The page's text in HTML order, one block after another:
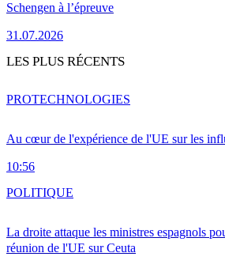
Schengen à l’épreuve
31.07.2026
LES PLUS RÉCENTS
Au cœur de l'expérience de l'UE sur les
10:56
PROTECHNOLOGIES
La droite attaque les ministres espagnols
réunion de l'UE sur Ceuta
POLITIQUE